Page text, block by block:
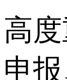
高
申